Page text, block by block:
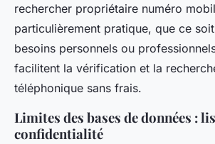
rechercher propriétaire numéro
particulièrement pratique, que ce
besoins personnels ou
facilitent la vérification et la
téléphonique sans frais.
Limites des bases de données :
confidentialité